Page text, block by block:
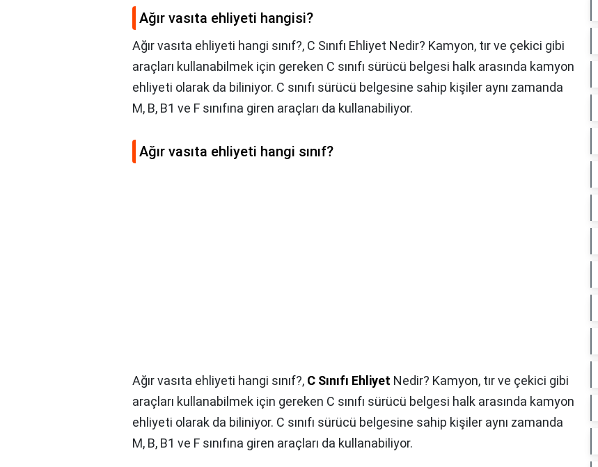
Ağır vasıta ehliyeti hangisi?
Ağır vasıta ehliyeti hangi sınıf?, C Sınıfı Ehliyet Nedir? Kamyon, tır ve çekici gibi
araçları kullanabilmek için gereken C sınıfı sürücü belgesi halk arasında kamyon
ehliyeti olarak da biliniyor. C sınıfı sürücü belgesine sahip kişiler aynı zamanda
M, B, B1 ve F sınıfına giren araçları da kullanabiliyor.
Ağır vasıta ehliyeti hangi sınıf?
Ağır vasıta ehliyeti hangi sınıf?, C Sınıfı Ehliyet Nedir? Kamyon, tır ve çekici gibi
araçları kullanabilmek için gereken C sınıfı sürücü belgesi halk arasında kamyon
ehliyeti olarak da biliniyor. C sınıfı sürücü belgesine sahip kişiler aynı zamanda
M, B, B1 ve F sınıfına giren araçları da kullanabiliyor.